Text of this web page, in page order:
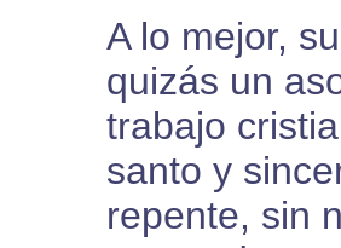
A lo mejor,
quizás un
trabajo
santo y
repente, sin